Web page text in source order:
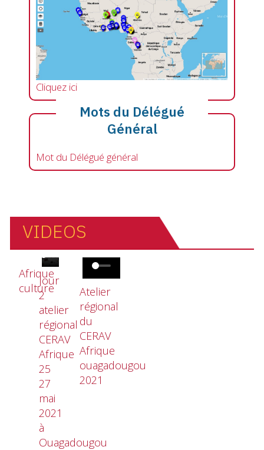
Cliquez ici
Mots du Délégué
Général
Mot du Délégué général
VIDEOS
Fichier vidéo
Afrique
culture
Fichier vidéo
Jour
2
atelier
régional
CERAV
Afrique
25
27
mai
2021
à
Ouagadougou
Fichier vidéo
Atelier
régional
du
CERAV
Afrique
ouagadougou
2021